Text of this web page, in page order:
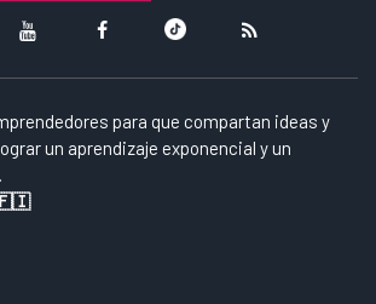
para que compartan ideas y
un aprendizaje exponencial y un
🇫🇮